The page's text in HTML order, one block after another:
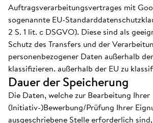
Auftragsverarbeitungsvertrages mit
sogenannte EU-
2 S. 1 lit. c DSGVO). Diese sind als
Schutz des Transfers und der
personenbezogener Daten außerhalb
klassifizieren. außerhalb der EU zu
Dauer der Speicherung
Die Daten, welche zur Bearbeitung Ihrer
(Initiativ-)Bewerbung/Prüfung Ihrer
ausgeschriebene Stelle erforderlich